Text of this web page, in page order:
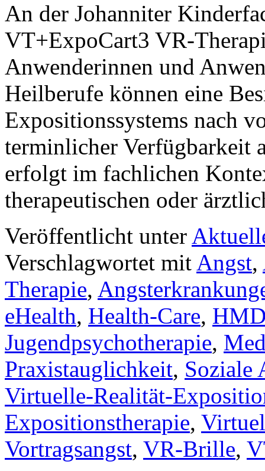
An der Johanniter
VT+ExpoCart3 VR-
Anwenderinnen und
Heilberufe können eine
Expositionssystems nach
terminlicher Verfügbarkeit
erfolgt im fachlichen
therapeutischen oder
Veröffentlicht unter
Verschlagwortet mit Angst,
Therapie,
eHealth, Health-Care,
Jugendpsychotherapie,
Praxistauglichkeit, Soziale
Virtuelle-Realität-
Expositionstherapie,
Vortragsangst, VR-Brille,